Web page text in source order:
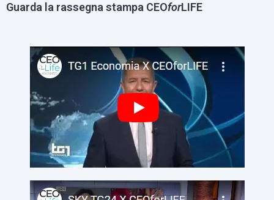
Guarda la rassegna stampa CEOforLIFE